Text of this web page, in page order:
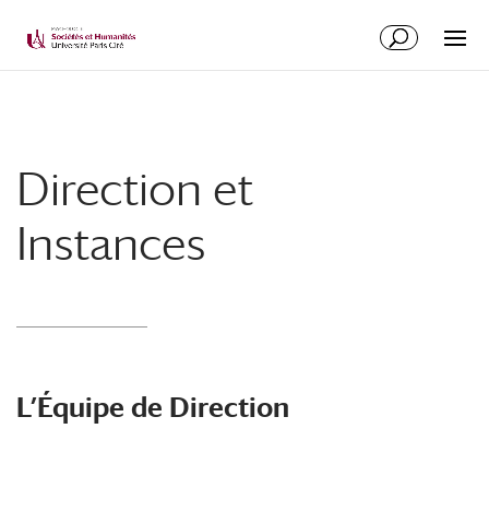
Direction et
Instances
L’Équipe de Direction